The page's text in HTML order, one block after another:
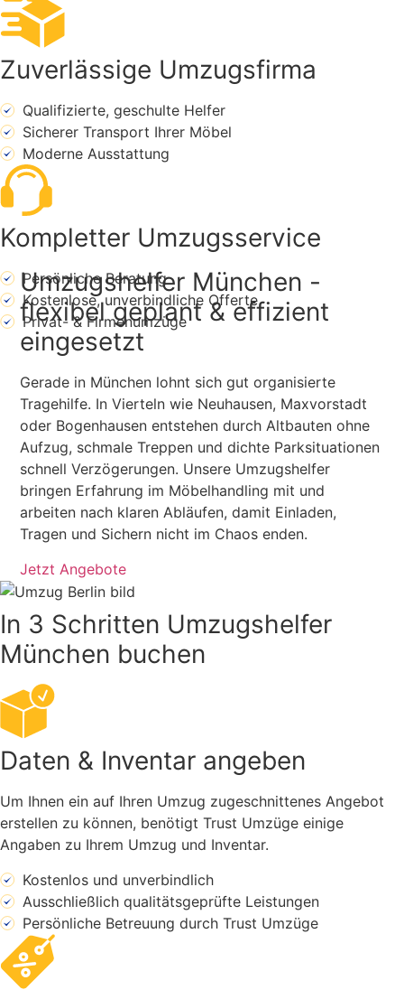
Zuverlässige Umzugsfirma
Qualifizierte, geschulte Helfer
Sicherer Transport Ihrer Möbel
Moderne Ausstattung
Kompletter Umzugsservice
Persönliche Beratung
Kostenlose, unverbindliche Offerte
Privat- & Firmenumzüge
Umzugshelfer München -
flexibel geplant & effizient
eingesetzt
Gerade in München lohnt sich gut organisierte
Tragehilfe. In Vierteln wie Neuhausen, Maxvorstadt
oder Bogenhausen entstehen durch Altbauten ohne
Aufzug, schmale Treppen und dichte Parksituationen
schnell Verzögerungen. Unsere Umzugshelfer
bringen Erfahrung im Möbelhandling mit und
arbeiten nach klaren Abläufen, damit Einladen,
Tragen und Sichern nicht im Chaos enden.
Jetzt Angebote
In 3 Schritten Umzugshelfer
München buchen
Daten & Inventar angeben
Um Ihnen ein auf Ihren Umzug zugeschnittenes Angebot
erstellen zu können, benötigt Trust Umzüge einige
Angaben zu Ihrem Umzug und Inventar.
Kostenlos und unverbindlich
Ausschließlich qualitätsgeprüfte Leistungen
Persönliche Betreuung durch Trust Umzüge